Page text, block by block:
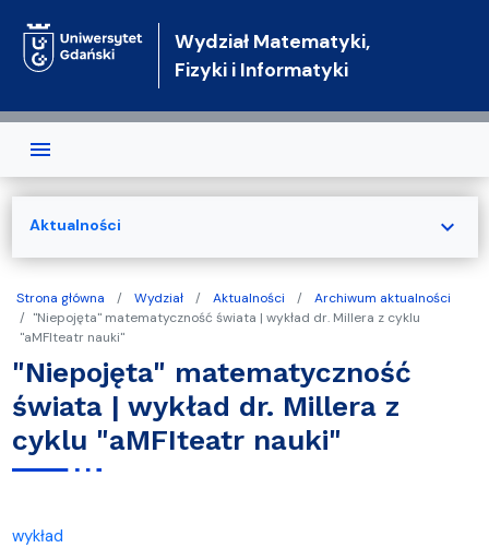
Wydział Matematyki,
Fizyki i Informatyki
Strona główna Wydział Aktualności
Archiwum aktualności
"Niepojęta" matematyczność świata | wykład dr. Millera z cyklu
"aMFIteatr nauki"
"Niepojęta" matematyczność
świata | wykład dr. Millera z
cyklu "aMFIteatr nauki"
wykład
Aktualności expand_more